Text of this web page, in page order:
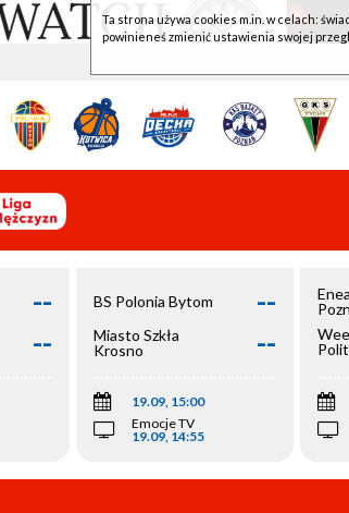
--
--
BS Polonia Bytom --
Miasto Szkła
Krosno
--
19.09, 15:00
Emocje TV
19.09, 14:55
Ta strona używa cookies m.in. w celach:
powinieneś zmienić ustawienia swojej